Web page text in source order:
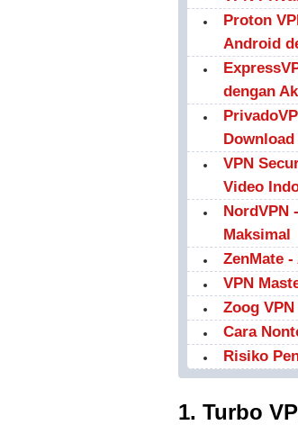
Proton
Android
dengan
VPN
Video
NordVPN
Maksimal
ZenMate
VPN
Zoog
Cara
Risiko
1. Turbo